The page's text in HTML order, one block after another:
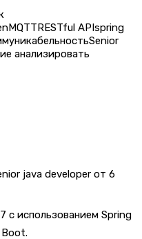
MQTTRESTful APIspring
Senior
анализировать
java developer от 6
с использованием Spring
Boot.